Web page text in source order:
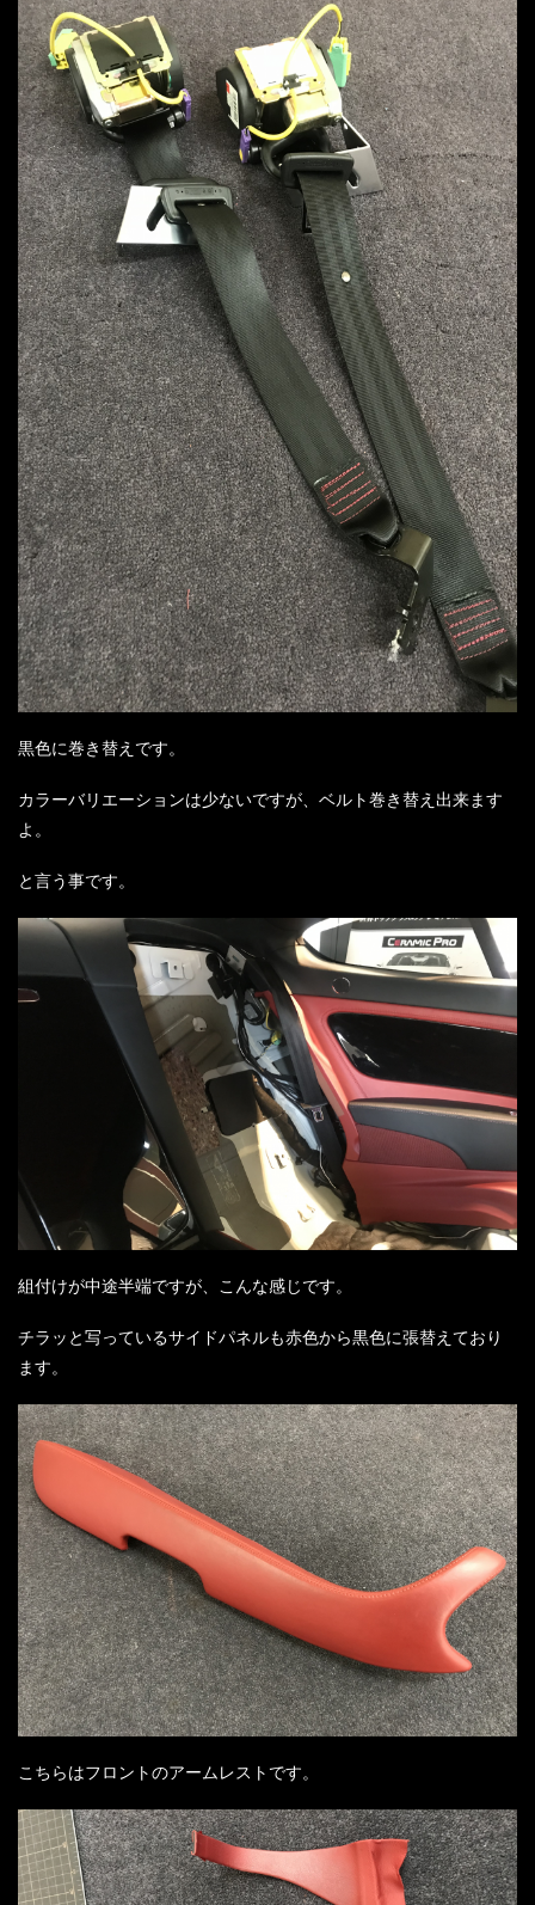
黒色に巻き替えです。
カラーバリエーションは少ないですが、ベルト巻き替え出来ます
よ。
と言う事です。
組付けが中途半端ですが、こんな感じです。
チラッと写っているサイドパネルも赤色から黒色に張替えており
ます。
こちらはフロントのアームレストです。